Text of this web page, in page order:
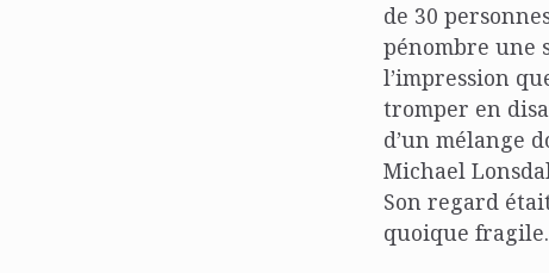
de 30
pénombre une
l’impression
tromper en
d’un mélange
Michael
Son regard
quoique fragile.